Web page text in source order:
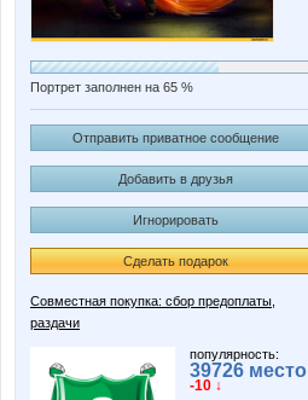
Портрет заполнен на 65 %
Отправить приватное сообщение
Добавить в друзья
Игнорировать
Сделать подарок
Совместная покупка: сбор предоплаты,
раздачи
популярность:
39726 место
-10 ↓